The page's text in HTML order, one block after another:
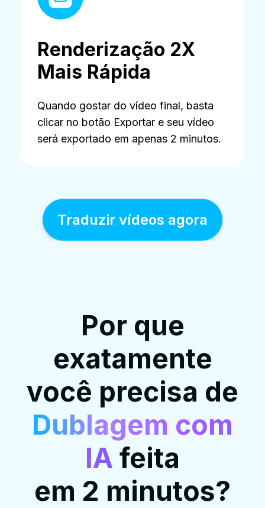
Renderização 2X
Mais Rápida
Quando gostar do vídeo final, basta
clicar no botão Exportar e seu vídeo
será exportado em apenas 2 minutos.
Traduzir vídeos agora
Por que
exatamente
você precisa de
Dublagem com
IA feita
em 2 minutos?